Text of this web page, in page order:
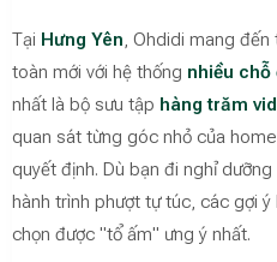
Tại Hưng Yên, Ohdidi mang
toàn mới với hệ thống nhiều chỗ
nhất là bộ sưu tập hàng trăm
quan sát từng góc nhỏ của
quyết định. Dù bạn đi nghỉ
hành trình phượt tự túc, các gợi
chọn được "tổ ấm" ưng ý nhất.